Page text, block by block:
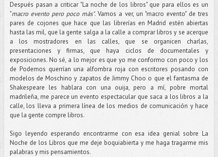
Después pasan a criticar "La noche de los libros" que para ellos es un
"macro evento pero poco más". Vamos a ver, un "macro evento" de tres
pares de cojones que hace que las librerías en Madrid estén abiertas
hasta las mil, que la gente salga a la calle a comprar libros y se acerque
a los mostradores en las calles, que se organicen charlas,
presentaciones y firmas, que haya ciclos de documentales y
exposiciones. No sé, a lo mejor es que yo me conformo con poco y los
de Podemos querrían una alfombra roja con escritores posando con
modelos de Moschino y zapatos de Jimmy Choo o que el fantasma de
Shakespeare les hablara con una ouija, pero a mí, pobre mortal
madrileña, me parece un evento espectacular que saca a los libros a la
calle, los lleva a primera línea de los medios de comunicación y hace
que la gente compre libros.
Sigo leyendo esperando encontrarme con esa idea genial sobre La
Noche de los Libros que me deje boquiabierta y me haga tragarme mis
palabras y mis pensamientos.